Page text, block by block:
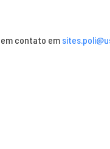
contato em